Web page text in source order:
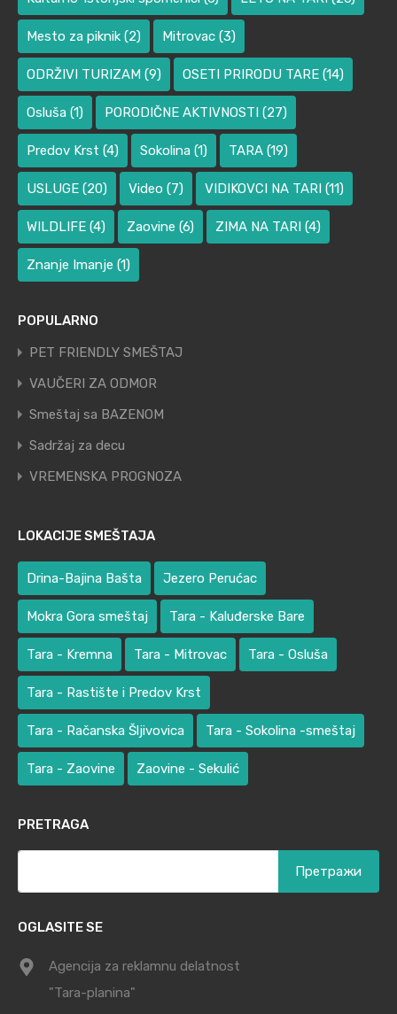
Mesto za piknik (2) Mitrovac (3)
ODRŽIVI TURIZAM (9) OSETI PRIRODU TARE (14)
Osluša (1) PORODIČNE AKTIVNOSTI (27)
Predov Krst (4) Sokolina (1) TARA (19)
USLUGE (20) Video (7) VIDIKOVCI NA TARI (11)
WILDLIFE (4) Zaovine (6) ZIMA NA TARI (4)
Znanje Imanje (1)
POPULARNO
PET FRIENDLY SMEŠTAJ
VAUČERI ZA ODMOR
Smeštaj sa BAZENOM
Sadržaj za decu
VREMENSKA PROGNOZA
LOKACIJE SMEŠTAJA
Drina-Bajina Bašta Jezero Perućac
Mokra Gora smeštaj Tara - Kaluđerske Bare
Tara - Kremna Tara - Mitrovac Tara - Osluša
Tara - Rastište i Predov Krst
Tara - Račanska Šljivovica Tara - Sokolina -smeštaj
Tara - Zaovine Zaovine - Sekulić
PRETRAGA
OGLASITE SE
Agencija za reklamnu delatnost
"Tara-planina"